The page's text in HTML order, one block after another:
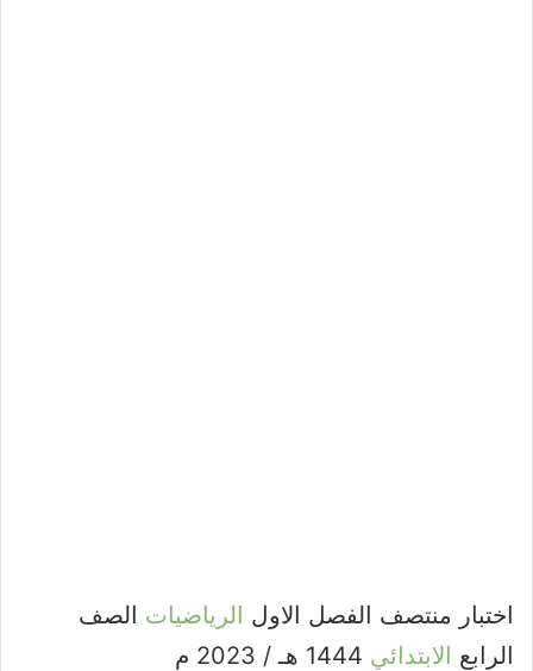
اختبار منتصف الفصل الاول الرياضيات الصف
الرابع الابتدائي